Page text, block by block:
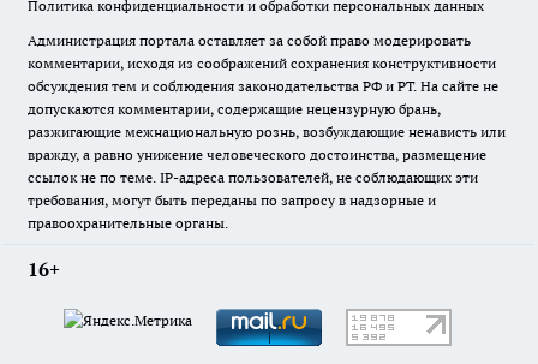
Политика конфиденциальности и обработки персональных данных
Администрация портала оставляет за собой право модерировать
комментарии, исходя из соображений сохранения конструктивности
обсуждения тем и соблюдения законодательства РФ и РТ. На сайте не
допускаются комментарии, содержащие нецензурную брань,
разжигающие межнациональную рознь, возбуждающие ненависть или
вражду, а равно унижение человеческого достоинства, размещение
ссылок не по теме. IP-адреса пользователей, не соблюдающих эти
требования, могут быть переданы по запросу в надзорные и
правоохранительные органы.
16+